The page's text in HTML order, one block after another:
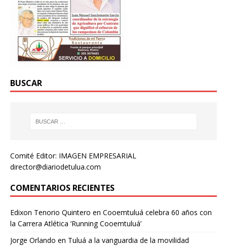
BUSCAR
Comité Editor: IMAGEN EMPRESARIAL
director@diariodetulua.com
COMENTARIOS RECIENTES
Edixon Tenorio Quintero en Cooemtuluá celebra 60 años con
la Carrera Atlética ‘Running Cooemtuluá’
Jorge Orlando en Tuluá a la vanguardia de la movilidad